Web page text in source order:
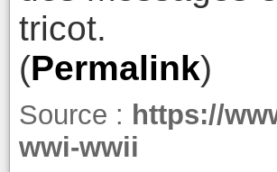
tricot.
(Permalink)
Source : https://
wwi-wwii